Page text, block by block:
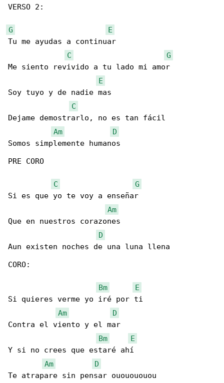
VERSO 2:
G
E
Tu me ayudas a continuar
C
G
Me siento revivido a tu lado mi amor
E
Soy tuyo y de nadie mas
C
Dejame demostrarlo, no es tan fácil
Am
D
Somos simplemente humanos
PRE CORO
C
G
Si es que yo te voy a enseñar
Am
Que en nuestros corazones
D
Aun existen noches de una luna llena
CORO:
Bm
E
Si quieres verme yo iré por ti
Am
D
Contra el viento y el mar
Bm
E
Y si no crees que estaré ahí
Am
D
Te atrapare sin pensar ououououou